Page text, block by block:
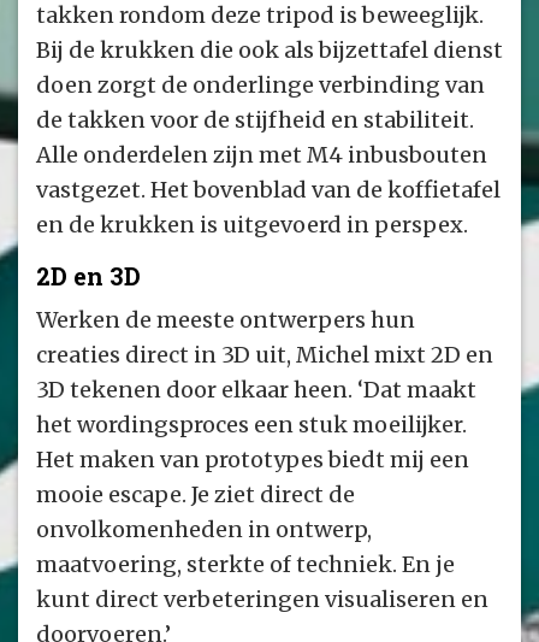
takken rondom deze tripod is beweeglijk.
Bij de krukken die ook als bijzettafel dienst
doen zorgt de onderlinge verbinding van
de takken voor de stijfheid en stabiliteit.
Alle onderdelen zijn met M4 inbusbouten
vastgezet. Het bovenblad van de koffietafel
en de krukken is uitgevoerd in perspex.
2D en 3D
Werken de meeste ontwerpers hun
creaties direct in 3D uit, Michel mixt 2D en
3D tekenen door elkaar heen. ‘Dat maakt
het wordingsproces een stuk moeilijker.
Het maken van prototypes biedt mij een
mooie escape. Je ziet direct de
onvolkomenheden in ontwerp,
maatvoering, sterkte of techniek. En je
kunt direct verbeteringen visualiseren en
doorvoeren.’